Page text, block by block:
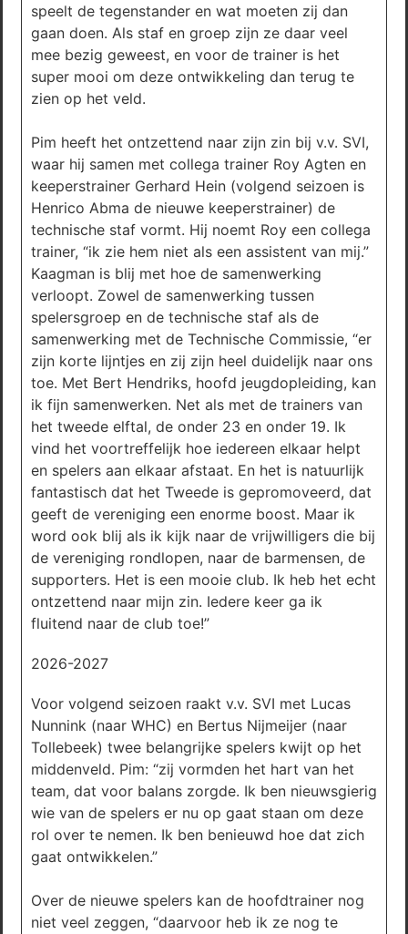
speelt de tegenstander en wat moeten zij dan
gaan doen. Als staf en groep zijn ze daar veel
mee bezig geweest, en voor de trainer is het
super mooi om deze ontwikkeling dan terug te
zien op het veld.
Pim heeft het ontzettend naar zijn zin bij v.v. SVI,
waar hij samen met collega trainer Roy Agten en
keeperstrainer Gerhard Hein (volgend seizoen is
Henrico Abma de nieuwe keeperstrainer) de
technische staf vormt. Hij noemt Roy een collega
trainer, “ik zie hem niet als een assistent van mij.”
Kaagman is blij met hoe de samenwerking
verloopt. Zowel de samenwerking tussen
spelersgroep en de technische staf als de
samenwerking met de Technische Commissie, “er
zijn korte lijntjes en zij zijn heel duidelijk naar ons
toe. Met Bert Hendriks, hoofd jeugdopleiding, kan
ik fijn samenwerken. Net als met de trainers van
het tweede elftal, de onder 23 en onder 19. Ik
vind het voortreffelijk hoe iedereen elkaar helpt
en spelers aan elkaar afstaat. En het is natuurlijk
fantastisch dat het Tweede is gepromoveerd, dat
geeft de vereniging een enorme boost. Maar ik
word ook blij als ik kijk naar de vrijwilligers die bij
de vereniging rondlopen, naar de barmensen, de
supporters. Het is een mooie club. Ik heb het echt
ontzettend naar mijn zin. Iedere keer ga ik
fluitend naar de club toe!”
2026-2027
Voor volgend seizoen raakt v.v. SVI met Lucas
Nunnink (naar WHC) en Bertus Nijmeijer (naar
Tollebeek) twee belangrijke spelers kwijt op het
middenveld. Pim: “zij vormden het hart van het
team, dat voor balans zorgde. Ik ben nieuwsgierig
wie van de spelers er nu op gaat staan om deze
rol over te nemen. Ik ben benieuwd hoe dat zich
gaat ontwikkelen.”
Over de nieuwe spelers kan de hoofdtrainer nog
niet veel zeggen, “daarvoor heb ik ze nog te